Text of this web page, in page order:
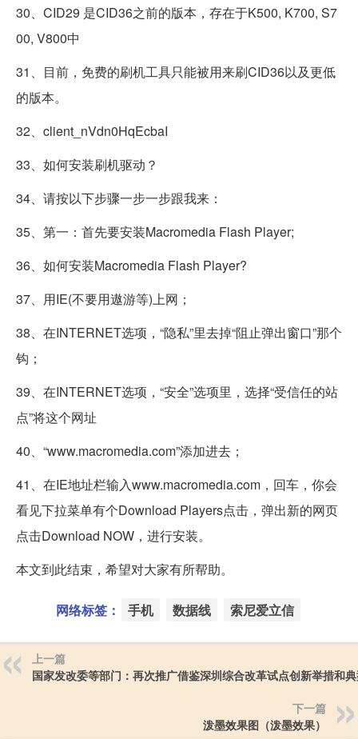
30、CID29 是CID36之前的版本，存在于K500, K700, S7
00, V800中
31、目前，免费的刷机工具只能被用来刷CID36以及更低
的版本。
32、client_nVdn0HqEcbaI
33、如何安装刷机驱动？
34、请按以下步骤一步一步跟我来：
35、第一：首先要安装Macromedia Flash Player;
36、如何安装Macromedia Flash Player?
37、用IE(不要用遨游等)上网；
38、在INTERNET选项，“隐私”里去掉“阻止弹出窗口”那个
钩；
39、在INTERNET选项，“安全”选项里，选择“受信任的站
点”将这个网址
40、“www.macromedia.com”添加进去；
41、在IE地址栏输入www.macromedia.com，回车，你会
看见下拉菜单有个Download Players点击，弹出新的网页
点击Download NOW，进行安装。
本文到此结束，希望对大家有所帮助。
网络标签： 手机 数据线 索尼爱立信
上一篇
国家发改委等部门：再次推广借鉴深圳综合改革试点创新举措和
下一篇
泼墨效果图（泼墨效果）